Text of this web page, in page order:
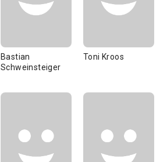
Bastian
Schweinsteiger
Toni Kroos